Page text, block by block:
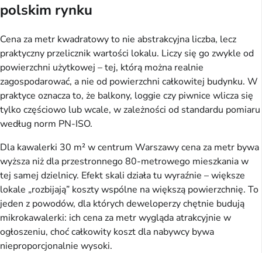
polskim rynku
Cena za metr kwadratowy to nie abstrakcyjna liczba, lecz
praktyczny przelicznik wartości lokalu. Liczy się go zwykle od
powierzchni użytkowej – tej, którą można realnie
zagospodarować, a nie od powierzchni całkowitej budynku. W
praktyce oznacza to, że balkony, loggie czy piwnice wlicza się
tylko częściowo lub wcale, w zależności od standardu pomiaru
według norm PN-ISO.
Dla kawalerki 30 m² w centrum Warszawy cena za metr bywa
wyższa niż dla przestronnego 80-metrowego mieszkania w
tej samej dzielnicy. Efekt skali działa tu wyraźnie – większe
lokale „rozbijają” koszty wspólne na większą powierzchnię. To
jeden z powodów, dla których deweloperzy chętnie budują
mikrokawalerki: ich cena za metr wygląda atrakcyjnie w
ogłoszeniu, choć całkowity koszt dla nabywcy bywa
nieproporcjonalnie wysoki.